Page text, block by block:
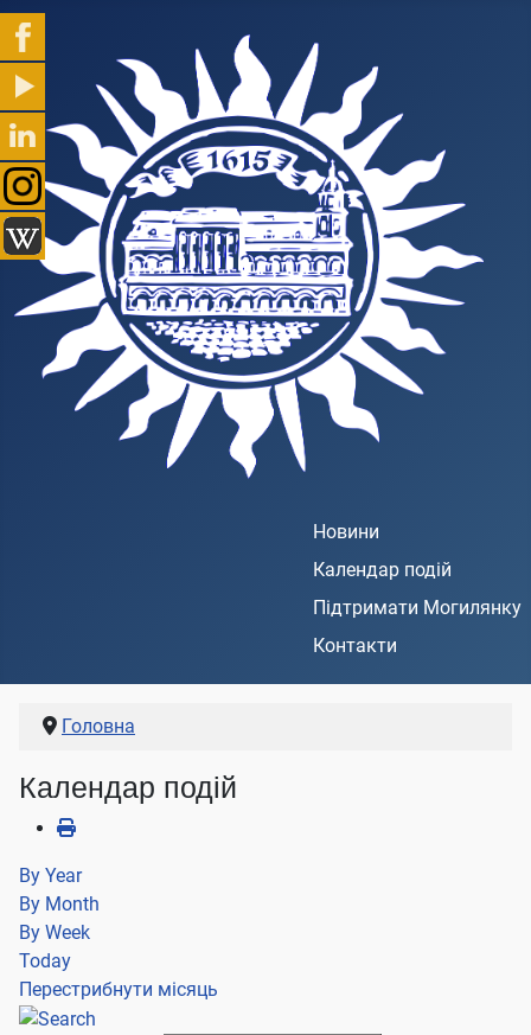
Новини
Календар подій
Підтримати Могилянку
Контакти
Головна
Календар подій
By Year
By Month
By Week
Today
Перестрибнути місяць